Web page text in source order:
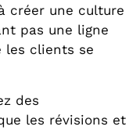
créer une culture
pas une ligne
les clients se
des
les révisions et